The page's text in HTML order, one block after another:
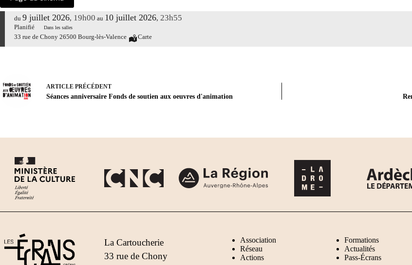
du 9 juillet 2026, 19h00 au 10 juillet 2026, 23h55
Planifié Dans les salles
33 rue de Chony 26500 Bourg-lès-Valence Carte
ARTICLE PRÉCÉDENT
Séances anniversaire Fonds de soutien aux oeuvres d'animation
La Cartoucherie
33 rue de Chony
Association
Réseau
Actions
Formations
Actualités
Pass-Écrans